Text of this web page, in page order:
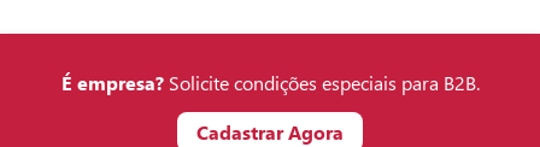
É empresa?Solicite condições especiais para B2B.
Cadastrar Agora